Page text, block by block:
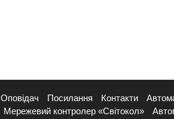
Оповідач Посилання Контакти
Мережевий контролер «Світокол»